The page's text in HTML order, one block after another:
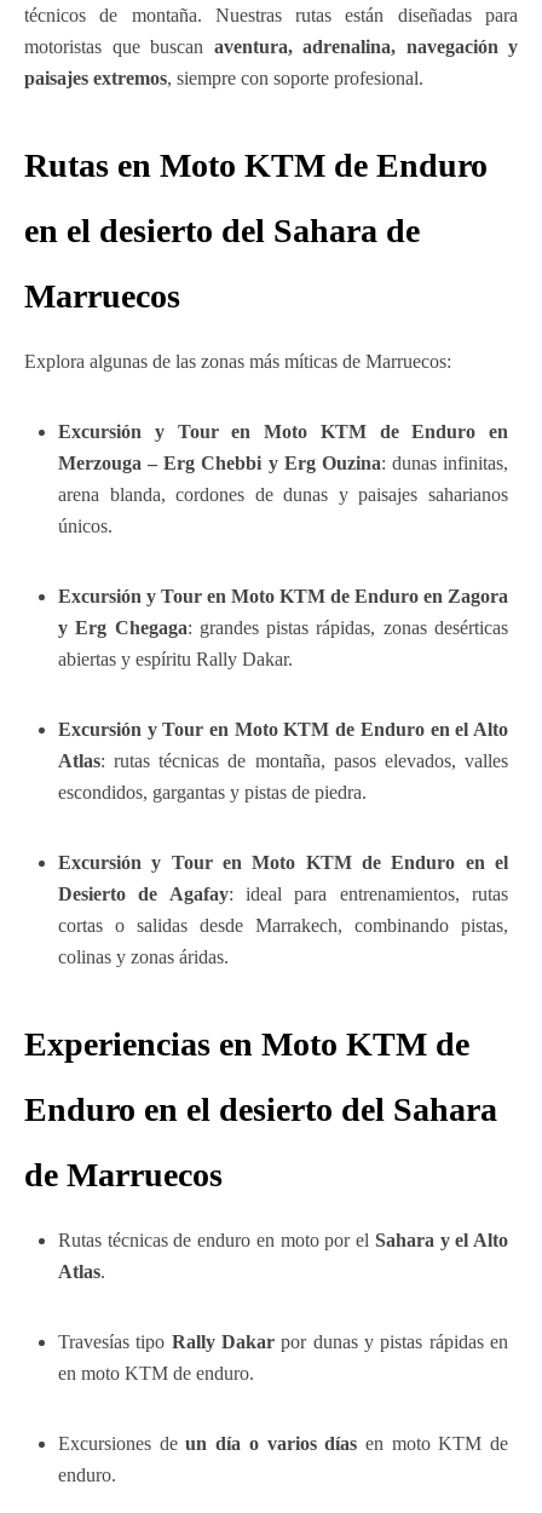
técnicos de montaña. Nuestras rutas están diseñadas para
motoristas que buscan aventura, adrenalina, navegación y
paisajes extremos, siempre con soporte profesional.
Rutas en Moto KTM de Enduro
en el desierto del Sahara de
Marruecos
Explora algunas de las zonas más míticas de Marruecos:
Excursión y Tour en Moto KTM de Enduro en
Merzouga – Erg Chebbi y Erg Ouzina: dunas infinitas,
arena blanda, cordones de dunas y paisajes saharianos
únicos.
Excursión y Tour en Moto KTM de Enduro en Zagora
y Erg Chegaga: grandes pistas rápidas, zonas desérticas
abiertas y espíritu Rally Dakar.
Excursión y Tour en Moto KTM de Enduro en el Alto
Atlas: rutas técnicas de montaña, pasos elevados, valles
escondidos, gargantas y pistas de piedra.
Excursión y Tour en Moto KTM de Enduro en el
Desierto de Agafay: ideal para entrenamientos, rutas
cortas o salidas desde Marrakech, combinando pistas,
colinas y zonas áridas.
Experiencias en Moto KTM de
Enduro en el desierto del Sahara
de Marruecos
Rutas técnicas de enduro en moto por el Sahara y el Alto
Atlas.
Travesías tipo Rally Dakar por dunas y pistas rápidas en
en moto KTM de enduro.
Excursiones deun día o varios días en moto KTM de
enduro.